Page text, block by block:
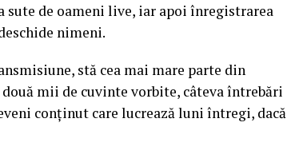
de oameni live, iar apoi înregistrarea
nimeni.
stă cea mai mare parte din
mii de cuvinte vorbite, câteva întrebări
conținut care lucrează luni întregi, dacă